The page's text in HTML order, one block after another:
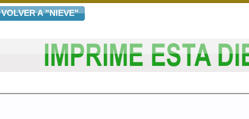
VOLVER A "NIEVE"